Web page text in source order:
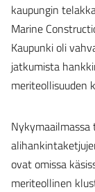
kaupungin
Marine
Kaupunki oli
jatkumista
meriteollisuuden
ovat omissa
meriteollinen